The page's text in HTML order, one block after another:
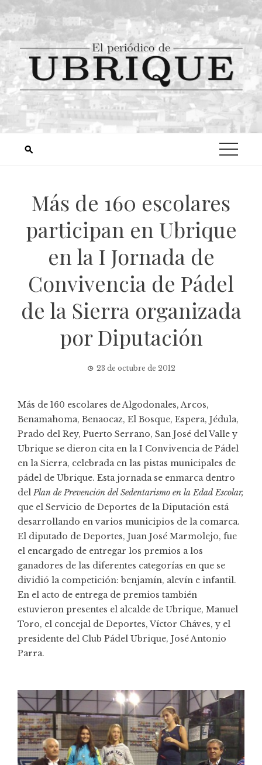
Más de 160 escolares
participan en Ubrique
en la I Jornada de
Convivencia de Pádel
de la Sierra organizada
por Diputación
23 de octubre de 2012
Más de 160 escolares de Algodonales, Arcos,
Benamahoma, Benaocaz, El Bosque, Espera, Jédula,
Prado del Rey, Puerto Serrano, San José del Valle y
Ubrique se dieron cita en la I Convivencia de Pádel
en la Sierra, celebrada en las pistas municipales de
pádel de Ubrique. Esta jornada se enmarca dentro
del Plan de Prevención del Sedentarismo en la Edad Escolar,
que el Servicio de Deportes de la Diputación está
desarrollando en varios municipios de la comarca.
El diputado de Deportes, Juan José Marmolejo, fue
el encargado de entregar los premios a los
ganadores de las diferentes categorías en que se
dividió la competición: benjamín, alevín e infantil.
En el acto de entrega de premios también
estuvieron presentes el alcalde de Ubrique, Manuel
Toro, el concejal de Deportes, Víctor Cháves, y el
presidente del Club Pádel Ubrique, José Antonio
Parra.